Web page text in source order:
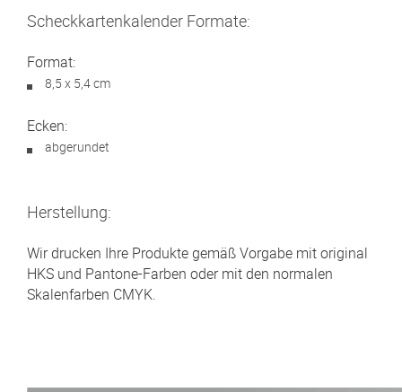
Scheckkartenkalender Formate:
Format:
8,5 x 5,4 cm
Ecken:
abgerundet
Herstellung:
Wir drucken Ihre Produkte gemäß Vorgabe mit original
HKS und Pantone-Farben oder mit den normalen
Skalenfarben CMYK.